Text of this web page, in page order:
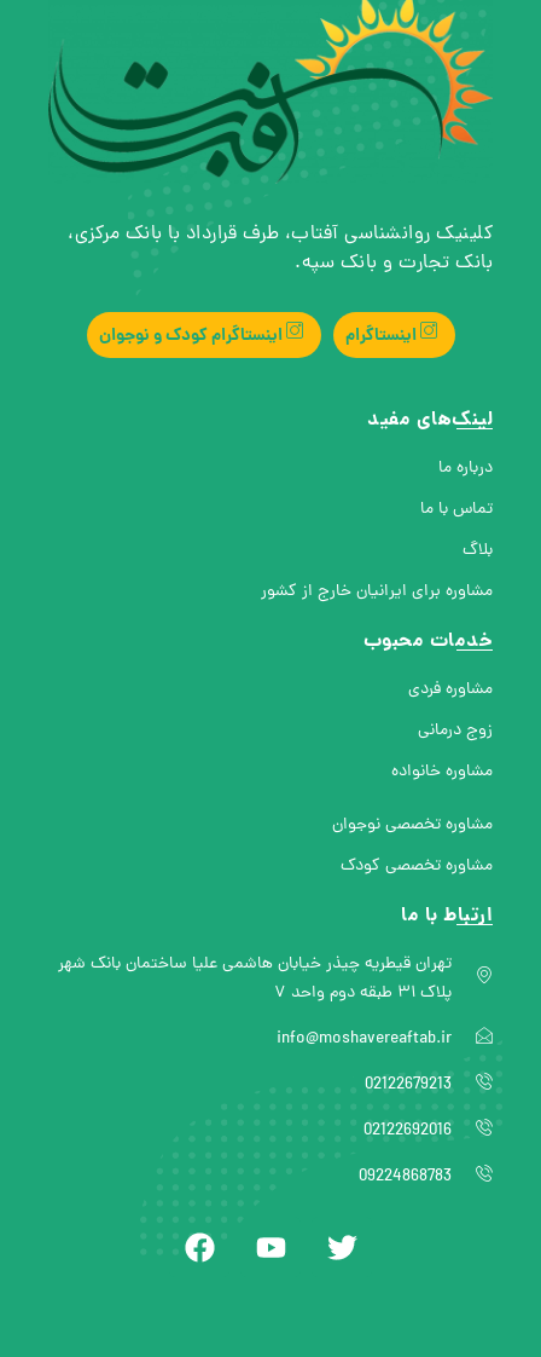
کلینیک روانشناسی آفتاب، طرف قرارداد با بانک مرکزی،
بانک تجارت و بانک سپه.
اینستاگرام اینستاگرام کودک و نوجوان
لینک‌های مفید
درباره ما
تماس با ما
بلاگ
مشاوره برای ایرانیان خارج از کشور
خدمات محبوب
مشاوره فردی
زوج درمانی
مشاوره خانواده
مشاوره تخصصی نوجوان
مشاوره تخصصی کودک
ارتباط با ما
تهران قیطریه چیذر خیابان هاشمی علیا ساختمان بانک شهر
پلاک ۳۱ طبقه دوم واحد ۷
info@moshavereaftab.ir
02122679213
02122692016
09224868783